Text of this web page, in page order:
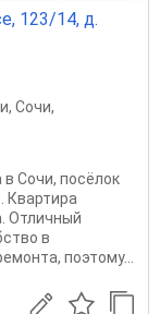
123/14, д.
, Сочи,
Сочи, посёлок
Квартира
Отличный
в
поэтому...